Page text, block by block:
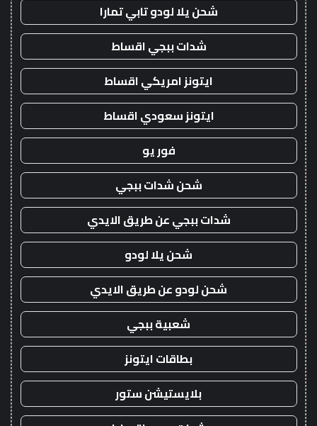
شحن يلا لودو تابي تمارا
شدات ببجي اقساط
ايتونز امريكي اقساط
ايتونز سعودي اقساط
فور يو
شحن شدات ببجي
شدات ببجي عن طريق الايدي
شحن يلا لودو
شحن لودو عن طريق الايدي
شعبية ببجي
بطاقات ايتونز
بلايستيشن ستور